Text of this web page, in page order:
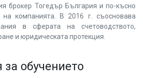
брокер Тогедър България и по-късно
на компанията. В 2016 г. съосновава
в сферата на счетоводството,
и юридическата протекция.
за обучението